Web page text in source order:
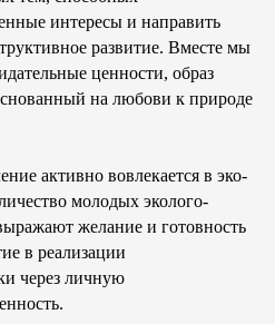
интересы и направить
развитие. Вместе мы
ценности, образ
на любови к природе
активно вовлекается в эко-
молодых эколого-
желание и готовность
в реализации
через личную